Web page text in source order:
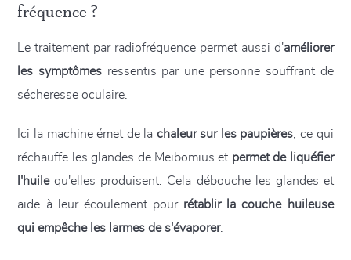
fréquence ?
Le traitement par radiofréquence permet aussi d'améliorer
les symptômes ressentis par une personne souffrant de
sécheresse oculaire.
Ici la machine émet de la chaleur sur les paupières , ce qui
réchauffe les glandes de Meibomius et permet de liquéfier
l'huilequ'elles produisent. Cela débouche les glandes et
aide à leur écoulement pourrétablir la couche huileuse
qui empêche les larmes de s'évaporer.